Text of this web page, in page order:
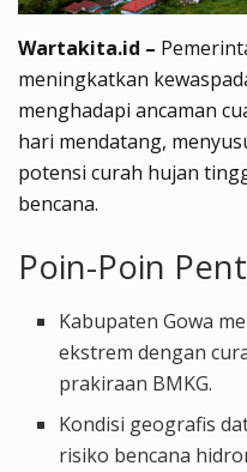
Wartakita.id –
meningkatkan
menghadapi ancaman
hari mendatang,
potensi curah hujan
bencana.
Poin-Poin
Kabupaten Gowa
ekstrem dengan
prakiraan BMKG.
Kondisi geografis
risiko bencana